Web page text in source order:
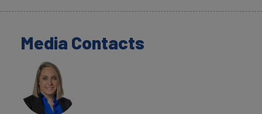
Media Contacts